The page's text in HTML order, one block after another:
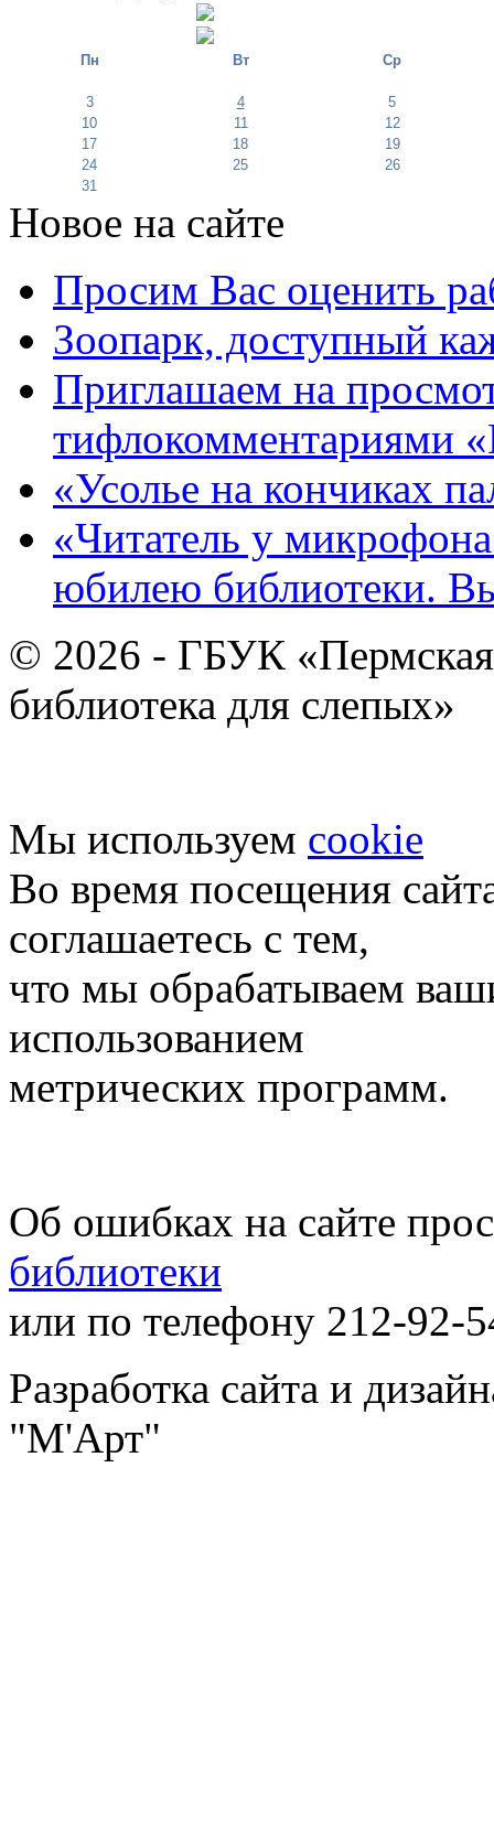
Пн Вт Ср
3 4
5
10
11
12
17
18
19
24
25
26
31
Новое на сайте
Просим Вас оценить
Зоопарк, доступный
Приглашаем на
тифлокомментариями
«Усолье на кончиках
«Читатель у
юбилею библиотеки.
© 2026 - ГБУК «Пермская
библиотека для слепых»
Мы используем cookie
Во время посещения
соглашаетесь с тем,
что мы обрабатываем
использованием
метрических программ.
Об ошибках на сайте
библиотеки
или по телефону 212-92-
Разработка сайта и
"М'Арт"